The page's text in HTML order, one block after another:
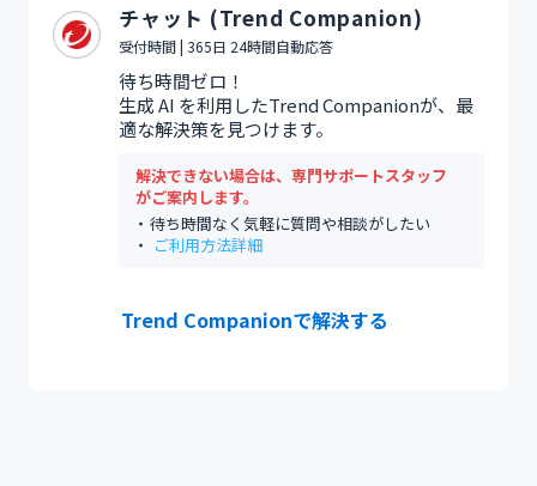
チャット (Trend Companion)
受付時間 | 365日 24時間自動応答
待ち時間ゼロ！
生成 AI を利用したTrend Companionが、最
適な解決策を見つけます。
解決できない場合は、専門サポートスタッフ
がご案内します。
待ち時間なく気軽に質問や相談がしたい
ご利用方法詳細
Trend Companionで解決する